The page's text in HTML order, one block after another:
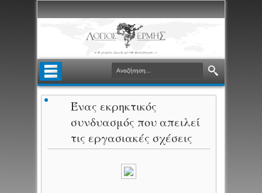
Ένας εκρηκτικός
συνδυασμός που απειλεί
τις εργασιακές σχέσεις